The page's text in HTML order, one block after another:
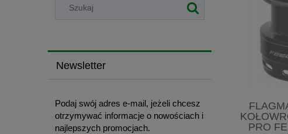
Newsletter
Podaj swój adres e-mail, jeżeli chcesz
otrzymywać informacje o nowościach i
najlepszych promocjach.
PRO